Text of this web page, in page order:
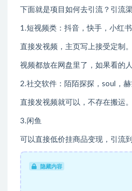
下面就是项目如何去引流？引流
1.短视频类：抖音，快手，小红书
直接发视频，主页写上接受定制。
视频都放在网盘里了，如果看的
2.社交软件：陌陌探探，soul，
直接发视频就可以，不存在搬运。
3.闲鱼
可以直接低价挂商品变现，引流到
隐藏内容